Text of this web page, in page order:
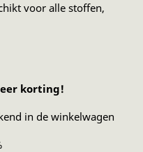
voor alle stoffen,
korting!
in de winkelwagen